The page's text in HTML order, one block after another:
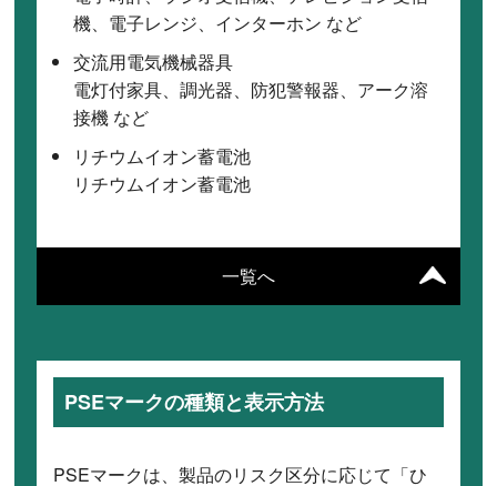
一覧へ
機、電子レンジ、インターホン など
交流用電気機械器具
電灯付家具、調光器、防犯警報器、アーク溶
接機 など
リチウムイオン蓄電池
リチウムイオン蓄電池
PSEマークの種類と表示方法
PSEマークは、製品のリスク区分に応じて「ひ